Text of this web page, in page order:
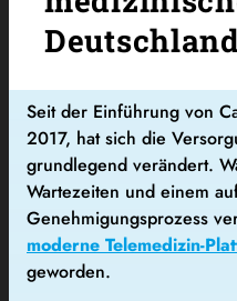
Seit der Einführung von
2017, hat sich die
grundlegend verändert.
Wartezeiten und einem
Genehmigungsprozess
moderne Telemedizin-
geworden.